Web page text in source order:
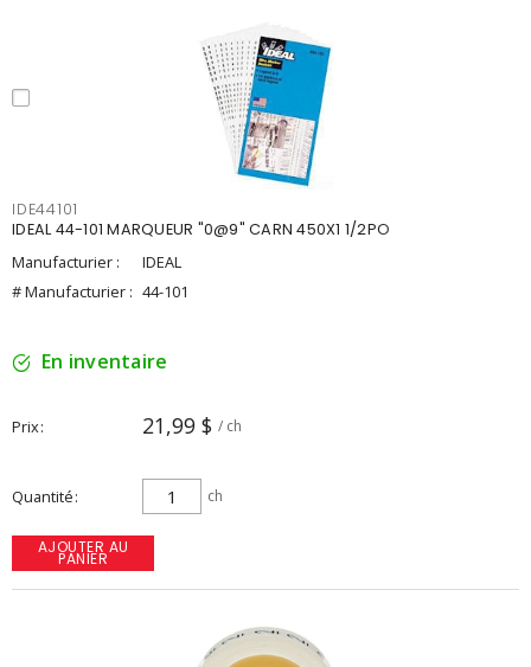
IDE44101
IDEAL 44-101 MARQUEUR "0@9" CARN 450X1 1/2PO
Manufacturier :
IDEAL
# Manufacturier : 44-101
En inventaire
Prix 21,99 $ / ch
Quantité ch
AJOUTER AU
PANIER